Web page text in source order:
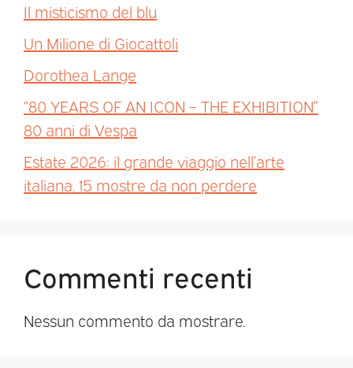
Il misticismo del blu
Un Milione di Giocattoli
Dorothea Lange
“80 YEARS OF AN ICON – THE EXHIBITION”
80 anni di Vespa
Estate 2026: il grande viaggio nell’arte
italiana. 15 mostre da non perdere
Commenti recenti
Nessun commento da mostrare.